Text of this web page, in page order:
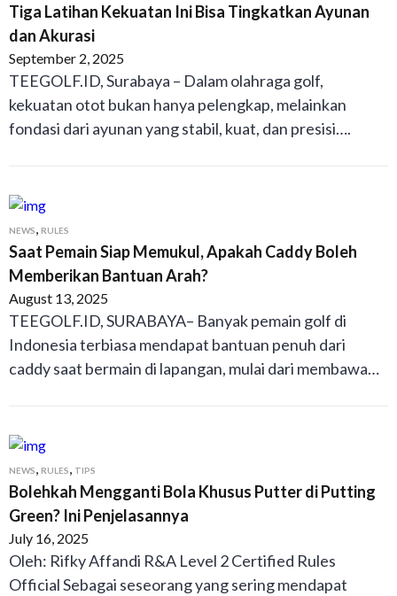
Tiga Latihan Kekuatan Ini Bisa Tingkatkan Ayunan
dan Akurasi
September 2, 2025
TEEGOLF.ID, Surabaya – Dalam olahraga golf,
kekuatan otot bukan hanya pelengkap, melainkan
fondasi dari ayunan yang stabil, kuat, dan presisi….
NEWS RULES
Saat Pemain Siap Memukul, Apakah Caddy Boleh
Memberikan Bantuan Arah?
August 13, 2025
TEEGOLF.ID, SURABAYA– Banyak pemain golf di
Indonesia terbiasa mendapat bantuan penuh dari
caddy saat bermain di lapangan, mulai dari membawa…
NEWS RULES TIPS
Bolehkah Mengganti Bola Khusus Putter di Putting
Green? Ini Penjelasannya
July 16, 2025
Oleh: Rifky Affandi R&A Level 2 Certified Rules
Official Sebagai seseorang yang sering mendapat